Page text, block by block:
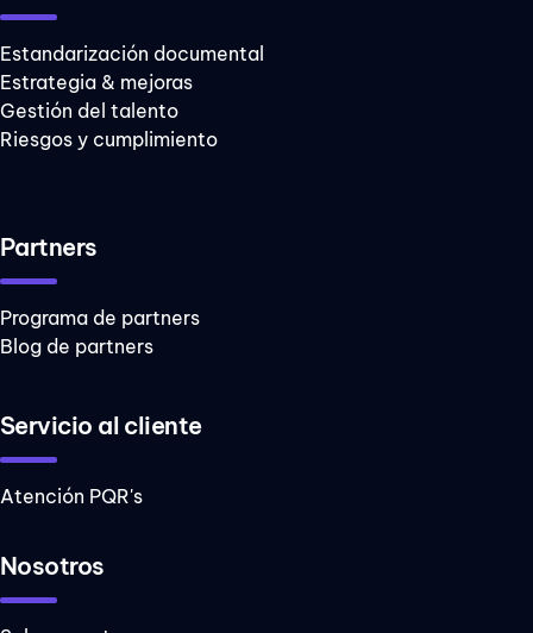
Estandarización documental
Estrategia & mejoras
Gestión del talento
Riesgos y cumplimiento
Partners
Programa de partners
Blog de partners
Servicio al cliente
Atención PQR's
Nosotros